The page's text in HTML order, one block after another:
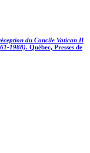
du Concile Vatican II
1988). Québec, Presses de